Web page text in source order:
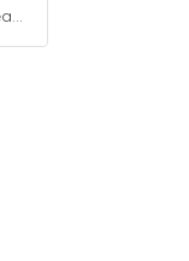
Presencia Cotton Sewing Thread 3-ply 60wt 4882 Yards Grey